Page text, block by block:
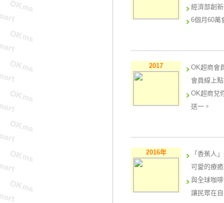
經濟部創
6個月60萬
2017
OK超商會
會員線上
OK超商兌
送一。
2016年
「香蕉人
可愛的療
與全球咖
讓民眾在